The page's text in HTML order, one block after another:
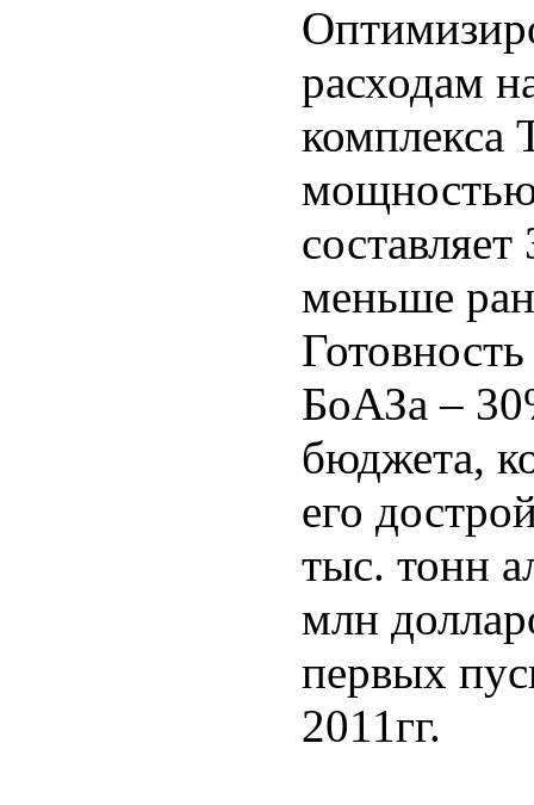
расходам
комплекса
меньше
БоАЗа –
бюджета,
его
тыс. тонн
млн
первых
2011гг.